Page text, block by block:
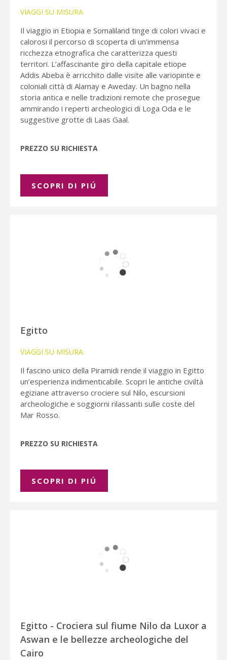
VIAGGI SU MISURA
Il viaggio in Etiopia e Somaliland tinge di colori vivaci e
calorosi il percorso di scoperta di un’immensa
ricchezza etnografica che caratterizza questi
territori. L’affascinante giro della capitale etiope
Addis Abeba è arricchito dalle visite alle variopinte e
coloniali città di Alamay e Aweday. Un bagno nella
storia antica e nelle tradizioni remote che prosegue
ammirando i reperti archeologici di Loga Oda e le
suggestive grotte di Laas Gaal.
PREZZO SU RICHIESTA
SCOPRI DI PIÚ
Egitto
VIAGGI SU MISURA
Il fascino unico della Piramidi rende il viaggio in Egitto
un’esperienza indimenticabile. Scopri le antiche civiltà
egiziane attraverso crociere sul Nilo, escursioni
archeologiche e soggiorni rilassanti sulle coste del
Mar Rosso.
PREZZO SU RICHIESTA
SCOPRI DI PIÚ
Egitto - Crociera sul fiume Nilo da Luxor a
Aswan e le bellezze archeologiche del
Cairo